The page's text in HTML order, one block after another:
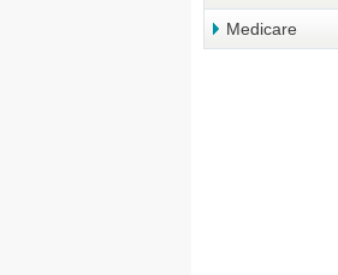
Medicare